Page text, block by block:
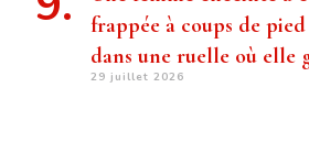
frappée à coups de
dans une ruelle où elle
29 juillet 2026